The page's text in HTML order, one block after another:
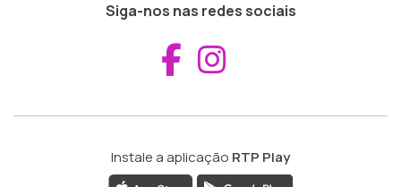
Siga-nos nas redes sociais
Aceder ao
Instale a aplicação RTP Play